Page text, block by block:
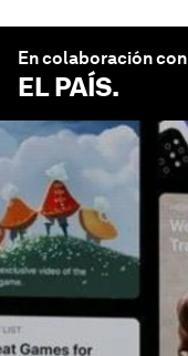
En colaboración con
EL PAÍS.